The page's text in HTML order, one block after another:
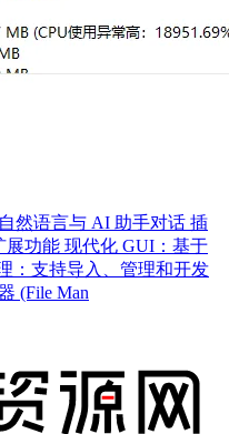
然语言与 AI 助手对话 插
功能 现代化 GUI：基于
：支持导入、管理和开发
(File Man